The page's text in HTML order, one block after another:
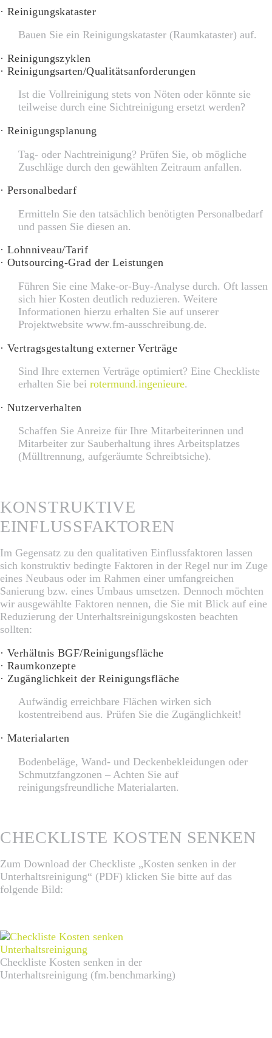
· Reinigungskataster
Bauen Sie ein Reinigungskataster (Raumkataster) auf.
· Reinigungszyklen
· Reinigungsarten/Qualitätsanforderungen
Ist die Vollreinigung stets von Nöten oder könnte sie
teilweise durch eine Sichtreinigung ersetzt werden?
· Reinigungsplanung
Tag- oder Nachtreinigung? Prüfen Sie, ob mögliche
Zuschläge durch den gewählten Zeitraum anfallen.
· Personalbedarf
Ermitteln Sie den tatsächlich benötigten Personalbedarf
und passen Sie diesen an.
· Lohnniveau/Tarif
· Outsourcing-Grad der Leistungen
Führen Sie eine Make-or-Buy-Analyse durch. Oft lassen
sich hier Kosten deutlich reduzieren. Weitere
Informationen hierzu erhalten Sie auf unserer
Projektwebsite www.fm-ausschreibung.de.
· Vertragsgestaltung externer Verträge
Sind Ihre externen Verträge optimiert? Eine Checkliste
erhalten Sie bei rotermund.ingenieure.
· Nutzerverhalten
Schaffen Sie Anreize für Ihre Mitarbeiterinnen und
Mitarbeiter zur Sauberhaltung ihres Arbeitsplatzes
(Mülltrennung, aufgeräumte Schreibtsiche).
KONSTRUKTIVE
EINFLUSSFAKTOREN
Im Gegensatz zu den qualitativen Einflussfaktoren lassen
sich konstruktiv bedingte Faktoren in der Regel nur im Zuge
eines Neubaus oder im Rahmen einer umfangreichen
Sanierung bzw. eines Umbaus umsetzen. Dennoch möchten
wir ausgewählte Faktoren nennen, die Sie mit Blick auf eine
Reduzierung der Unterhaltsreinigungskosten beachten
sollten:
· Verhältnis BGF/Reinigungsfläche
· Raumkonzepte
· Zugänglichkeit der Reinigungsfläche
Aufwändig erreichbare Flächen wirken sich
kostentreibend aus. Prüfen Sie die Zugänglichkeit!
· Materialarten
Bodenbeläge, Wand- und Deckenbekleidungen oder
Schmutzfangzonen – Achten Sie auf
reinigungsfreundliche Materialarten.
CHECKLISTE KOSTEN SENKEN
Zum Download der Checkliste „Kosten senken in der
Unterhaltsreinigung“ (PDF) klicken Sie bitte auf das
folgende Bild:
Checkliste Kosten senken in der
Unterhaltsreinigung (fm.benchmarking)